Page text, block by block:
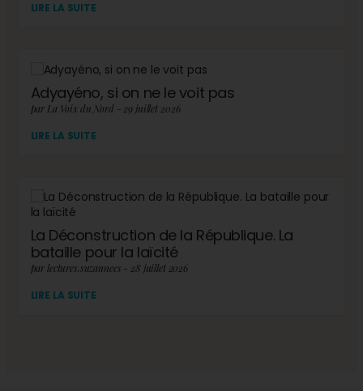
LIRE LA SUITE
Adyayéno, si on ne le voit pas
par La Voix du Nord - 29 juillet 2026
LIRE LA SUITE
La Déconstruction de la République. La
bataille pour la laïcité
par lectures.suzannees - 28 juillet 2026
LIRE LA SUITE